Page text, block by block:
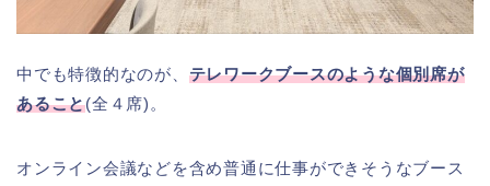
中でも特徴的なのが、 テレワークブースのような個別席が
あること(全４席)。
オンライン会議などを含め普通に仕事ができそうなブース